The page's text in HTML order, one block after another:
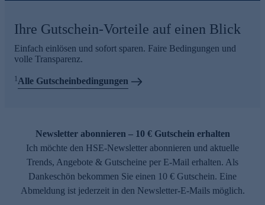
Ihre Gutschein-Vorteile auf einen Blick
Einfach einlösen und sofort sparen. Faire Bedingungen und
volle Transparenz.
1Alle Gutscheinbedingungen
Newsletter abonnieren – 10 € Gutschein erhalten
Ich möchte den HSE-Newsletter abonnieren und aktuelle
Trends, Angebote & Gutscheine per E-Mail erhalten. Als
Dankeschön bekommen Sie einen 10 € Gutschein. Eine
Abmeldung ist jederzeit in den Newsletter-E-Mails möglich.